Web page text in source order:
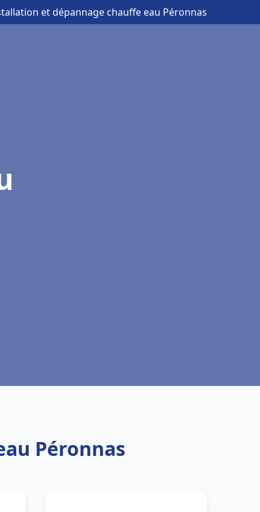
et dépannage chauffe eau Péronnas
Péronnas